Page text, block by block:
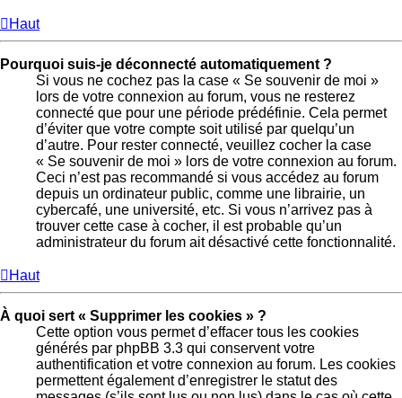
Haut
Pourquoi suis-je déconnecté automatiquement ?
Si vous ne cochez pas la case « Se souvenir de moi »
lors de votre connexion au forum, vous ne resterez
connecté que pour une période prédéfinie. Cela permet
d’éviter que votre compte soit utilisé par quelqu’un
d’autre. Pour rester connecté, veuillez cocher la case
« Se souvenir de moi » lors de votre connexion au forum.
Ceci n’est pas recommandé si vous accédez au forum
depuis un ordinateur public, comme une librairie, un
cybercafé, une université, etc. Si vous n’arrivez pas à
trouver cette case à cocher, il est probable qu’un
administrateur du forum ait désactivé cette fonctionnalité.
Haut
À quoi sert « Supprimer les cookies » ?
Cette option vous permet d’effacer tous les cookies
générés par phpBB 3.3 qui conservent votre
authentification et votre connexion au forum. Les cookies
permettent également d’enregistrer le statut des